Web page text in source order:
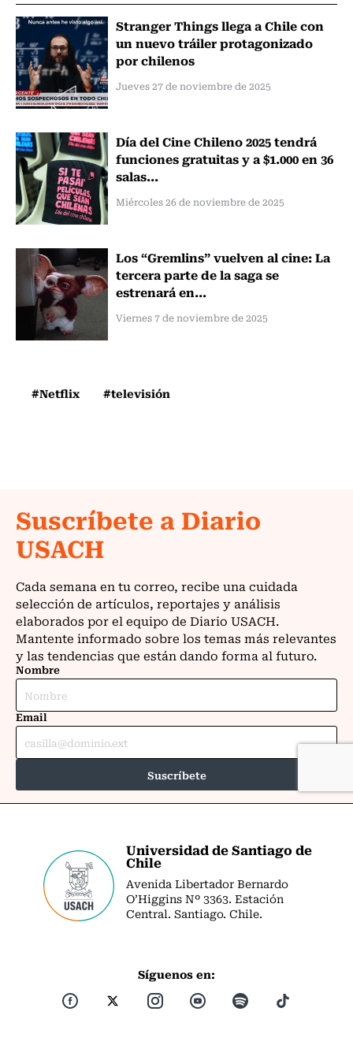
Stranger Things llega a Chile con
un nuevo tráiler protagonizado
por chilenos
Jueves 27 de noviembre de 2025
Día del Cine Chileno 2025 tendrá
funciones gratuitas y a $1.000 en 36
salas...
Miércoles 26 de noviembre de 2025
Los “Gremlins” vuelven al cine: La
tercera parte de la saga se
estrenará en...
Viernes 7 de noviembre de 2025
#Netflix #televisión
Universidad de Santiago de
Chile
Avenida Libertador Bernardo
O’Higgins Nº 3363. Estación
Central. Santiago. Chile.
Síguenos en: